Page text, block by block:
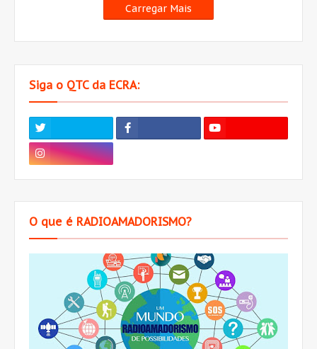
Carregar Mais
Siga o QTC da ECRA:
O que é RADIOAMADORISMO?